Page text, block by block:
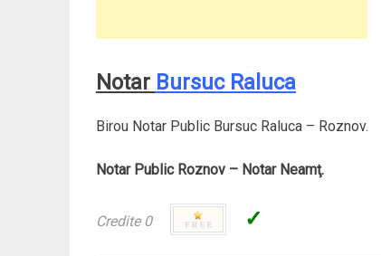
Notar Bursuc Raluca
Birou Notar Public Bursuc Raluca – Roznov.
Notar Public Roznov – Notar Neamţ.
Credite 0 ✓